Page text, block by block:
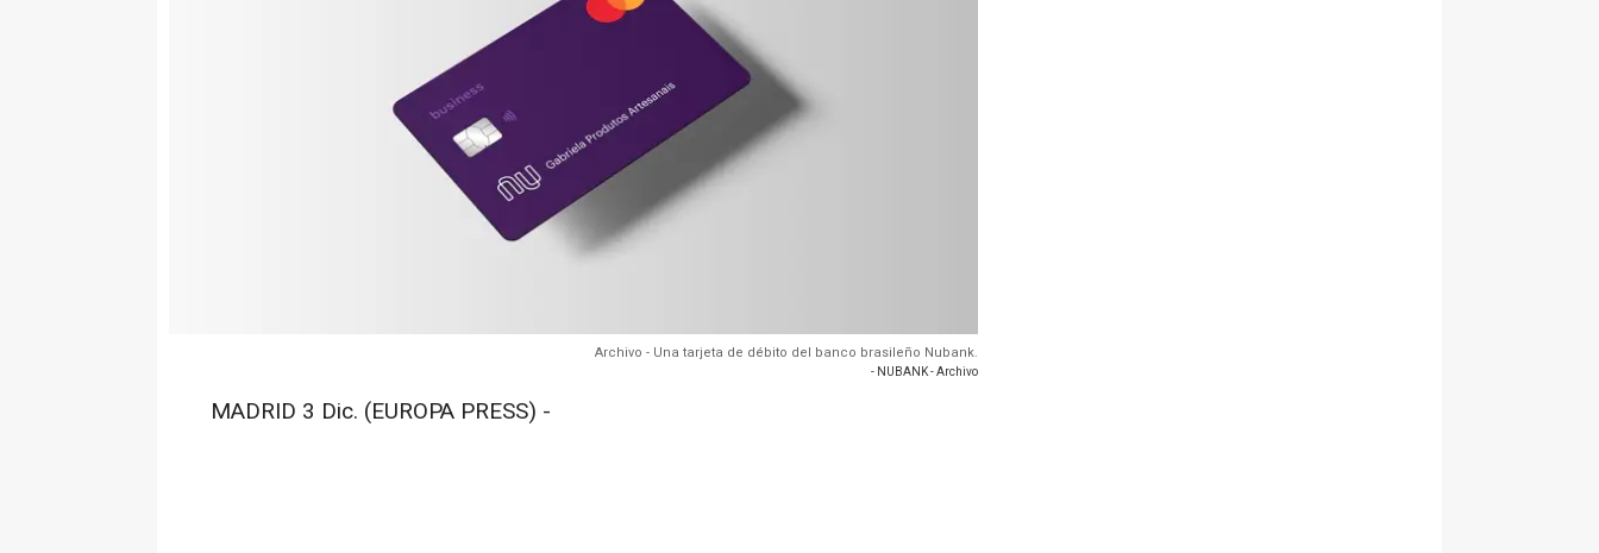
Archivo - Una tarjeta de débito del banco brasileño Nubank.
- NUBANK - Archivo
MADRID 3 Dic. (EUROPA PRESS) -